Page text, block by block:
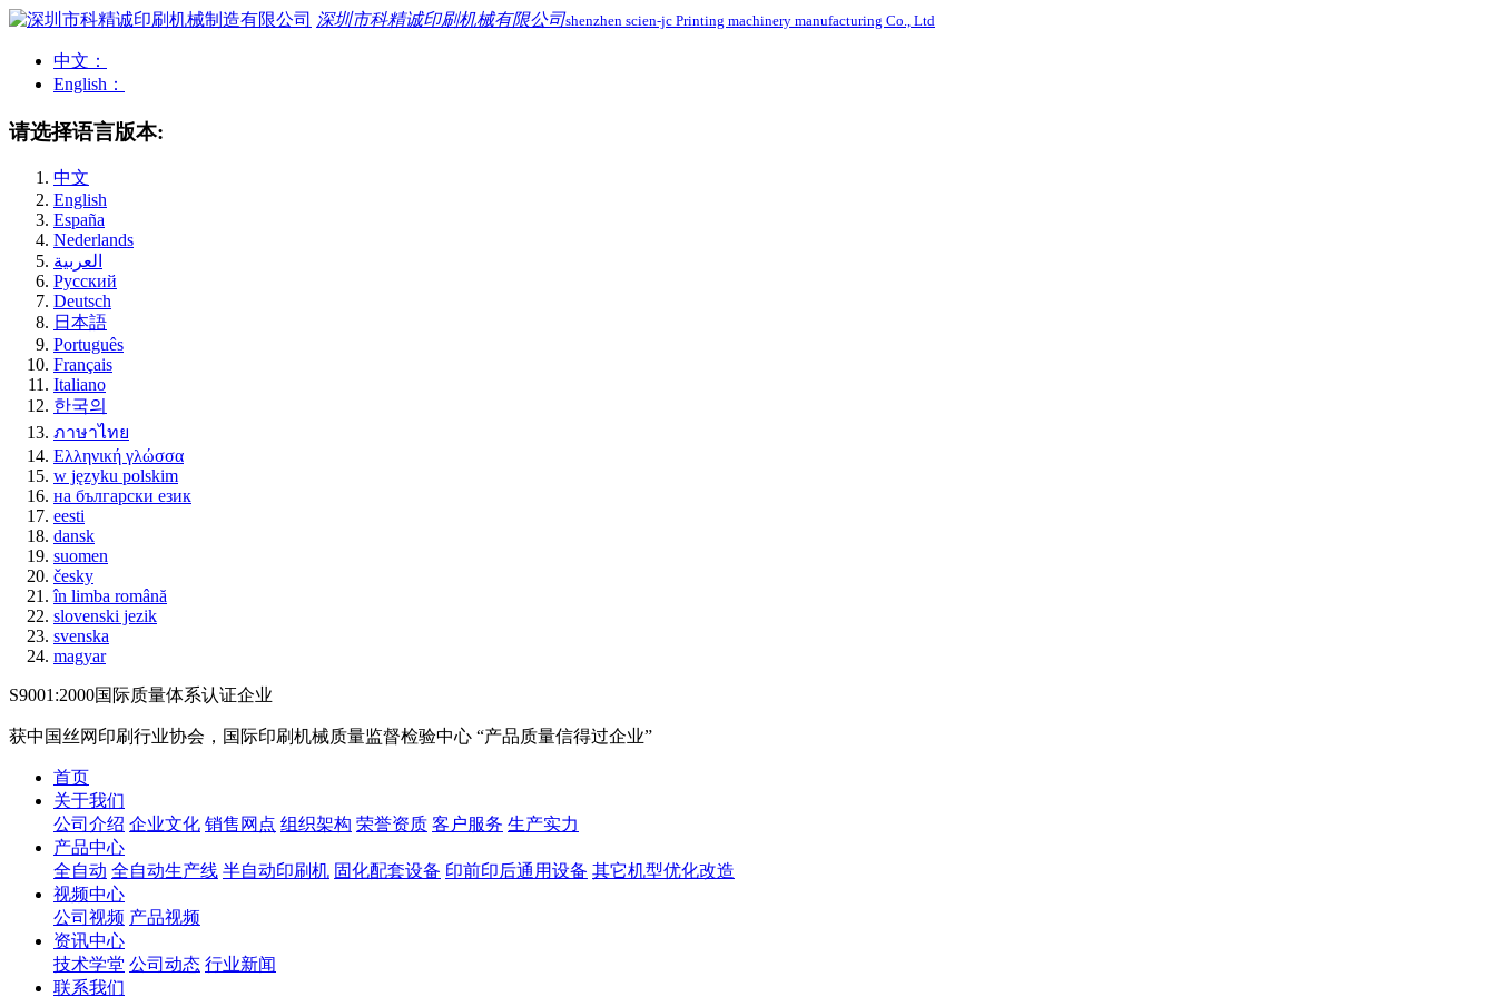
深圳市科精诚印刷机械有限公司shenzhen scien-jc Printing machinery manufacturing Co., Ltd
中文：
English：
请选择语言版本:
中文
English
España
Nederlands
العربية
Pусский
Deutsch
日本語
Português
Français
Italiano
한국의
ภาษาไทย
Ελληνική γλώσσα
w języku polskim
на български език
eesti
dansk
suomen
česky
în limba română
slovenski jezik
svenska
magyar
S9001:2000国际质量体系认证企业
获中国丝网印刷行业协会，国际印刷机械质量监督检验中心 “产品质量信得过企业”
首页
关于我们
公司介绍 企业文化 销售网点 组织架构 荣誉资质 客户服务 生产实力
产品中心
全自动 全自动生产线 半自动印刷机 固化配套设备 印前印后通用设备 其它机型优化改造
视频中心
公司视频 产品视频
资讯中心
技术学堂 公司动态 行业新闻
联系我们